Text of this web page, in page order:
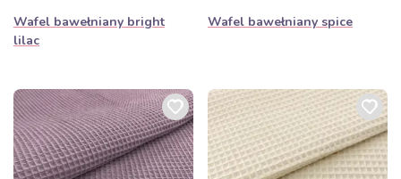
Wafel bawełniany bright
lilac
Wafel bawełniany spice